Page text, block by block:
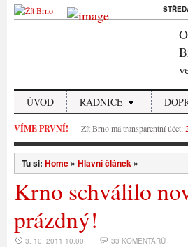
ÚVOD RADNICE
VÍME PRVNÍ! Žít Brno má transparentní účet:
Tu si: Home » Hlavní článek »
Krno schválilo
prázdný!
3. 10. 2011 10.00 33 KOMENTÁŘŮ